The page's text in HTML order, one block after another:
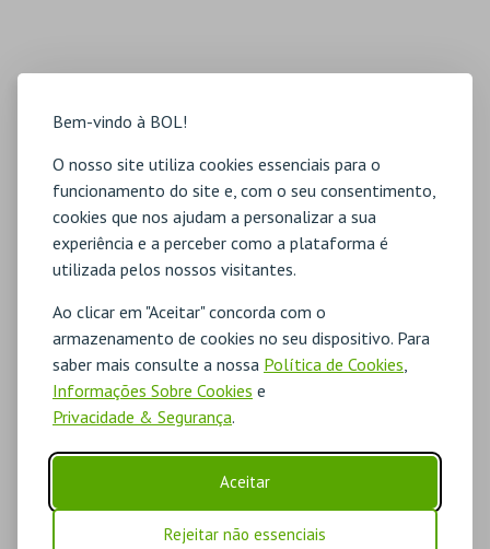
Bem-vindo à BOL!
O nosso site utiliza cookies essenciais para o
funcionamento do site e, com o seu consentimento,
cookies que nos ajudam a personalizar a sua
experiência e a perceber como a plataforma é
utilizada pelos nossos visitantes.
Ao clicar em "Aceitar" concorda com o
armazenamento de cookies no seu dispositivo. Para
saber mais consulte a nossa Política de Cookies,
Informações Sobre Cookies e
Privacidade & Segurança.
Aceitar
Rejeitar não essenciais